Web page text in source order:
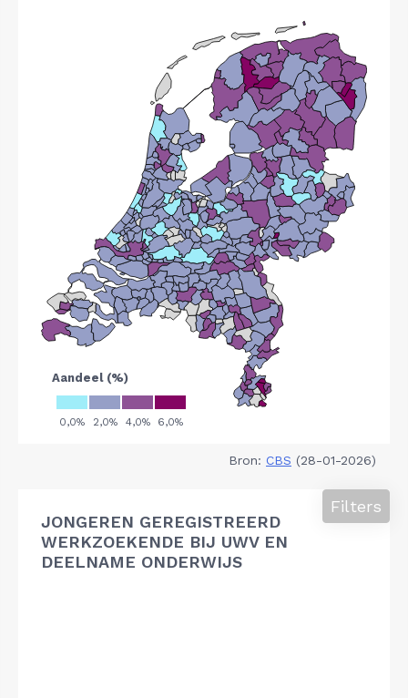
Bron: CBS (28-01-2026)
JONGEREN GEREGISTREERD
WERKZOEKENDE BIJ UWV EN
DEELNAME ONDERWIJS
Filters